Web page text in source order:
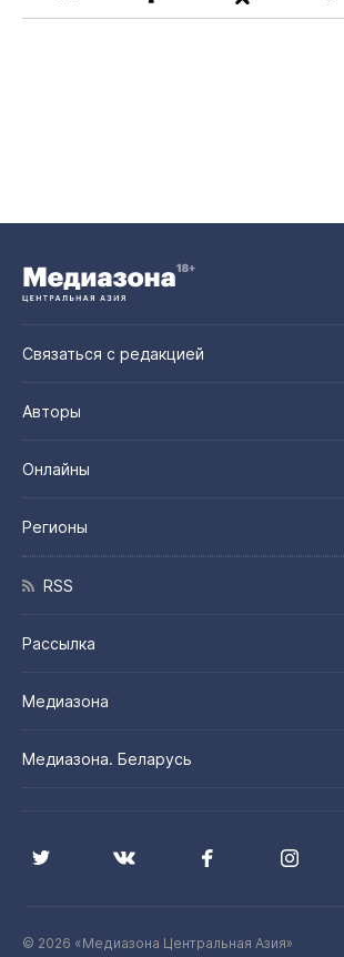
Связаться с редакцией
Авторы
Онлайны
Регионы
RSS
Рассылка
Медиазона
Медиазона. Беларусь
© 2026 «Медиазона Центральная Азия»